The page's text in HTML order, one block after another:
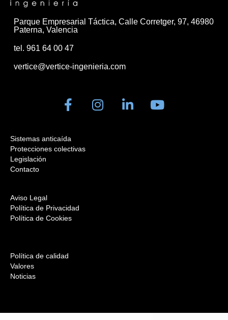
Parque Empresarial Táctica, Calle Corretger, 97, 46980
Paterna, Valencia
tel. 961 64 00 47
vertice@vertice-ingenieria.com
Sistemas anticaída
Protecciones colectivas
Legislación
Contacto
Aviso Legal
Política de Privacidad
Política de Cookies
Política de calidad
Valores
Noticias